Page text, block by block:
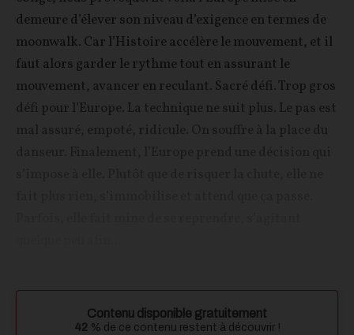
demeure d’élever son niveau d’exigence en termes de
moonwalk. Car l’Histoire accélère le mouvement, et il
faut alors garder le rythme tout en assurant le
mouvement, avancer en reculant. Sacré défi. Trop gros
défi pour l’Europe. La technique ne suit plus. Le pas est
Contenu disponible gratuitement
42 % de ce contenu restent à découvrir !